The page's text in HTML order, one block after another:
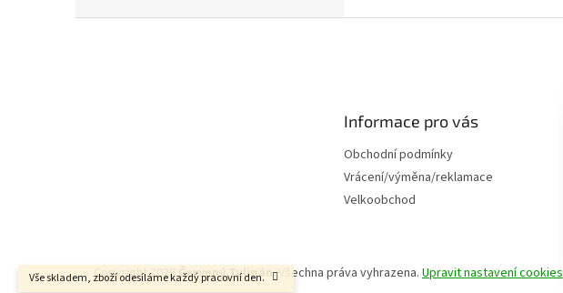
Vše skladem, zboží odesíláme každý pracovní den.
Informace pro vás
Obchodní podmínky
Vrácení/výměna/reklamace
Velkoobchod
Copyright 2026Červený Tulipán . Všechna práva vyhrazena. Upravit nastavení cookies